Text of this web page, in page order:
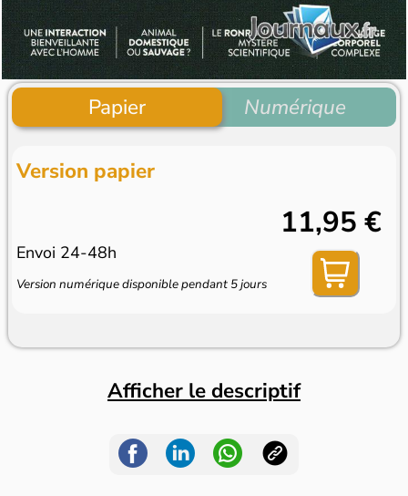
Papier Numérique
Version papier
Envoi 24-48h
11,95 €
Version numérique disponible pendant 5 jours
Afficher le descriptif